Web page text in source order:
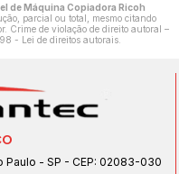
de Máquina Copiadora Ricoh
parcial ou total, mesmo citando
Crime de violação de direito autoral –
- Lei de direitos autorais
Paulo - SP - CEP: 02083-030